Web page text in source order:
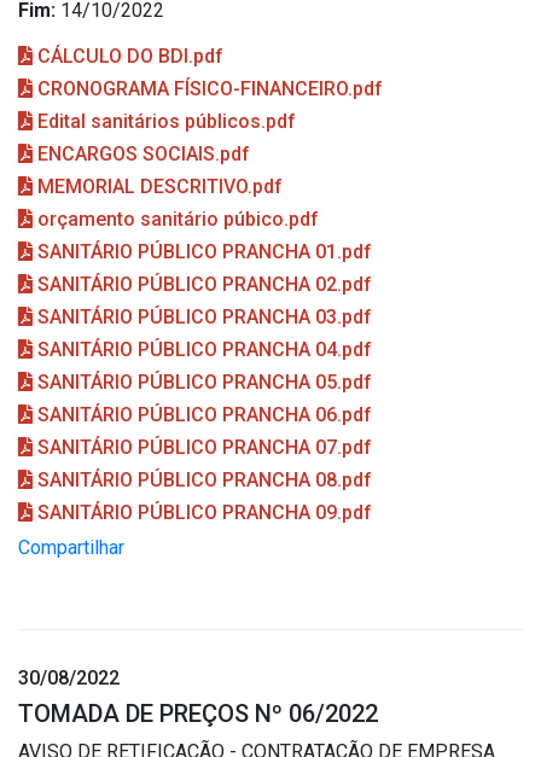
Fim: 14/10/2022
CÁLCULO DO BDI.pdf
CRONOGRAMA FÍSICO-FINANCEIRO.pdf
Edital sanitários públicos.pdf
ENCARGOS SOCIAIS.pdf
MEMORIAL DESCRITIVO.pdf
orçamento sanitário púbico.pdf
SANITÁRIO PÚBLICO PRANCHA 01.pdf
SANITÁRIO PÚBLICO PRANCHA 02.pdf
SANITÁRIO PÚBLICO PRANCHA 03.pdf
SANITÁRIO PÚBLICO PRANCHA 04.pdf
SANITÁRIO PÚBLICO PRANCHA 05.pdf
SANITÁRIO PÚBLICO PRANCHA 06.pdf
SANITÁRIO PÚBLICO PRANCHA 07.pdf
SANITÁRIO PÚBLICO PRANCHA 08.pdf
SANITÁRIO PÚBLICO PRANCHA 09.pdf
Compartilhar
30/08/2022
TOMADA DE PREÇOS Nº 06/2022
AVISO DE RETIFICAÇÃO - CONTRATAÇÃO DE EMPRESA